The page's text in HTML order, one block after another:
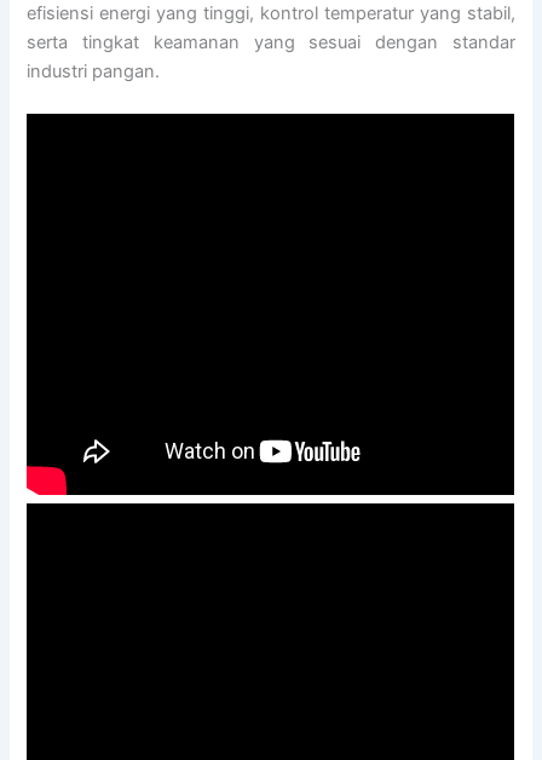
efisiensi energi yang tinggi, kontrol temperatur yang stabil,
serta tingkat keamanan yang sesuai dengan standar
industri pangan.